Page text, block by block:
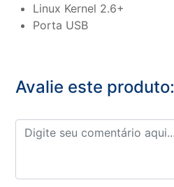
Linux Kernel 2.6+
Porta USB
Avalie este produto: